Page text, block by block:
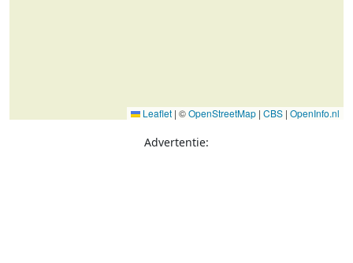
Leaflet | ©OpenStreetMap | CBS | OpenInfo.nl
Advertentie: